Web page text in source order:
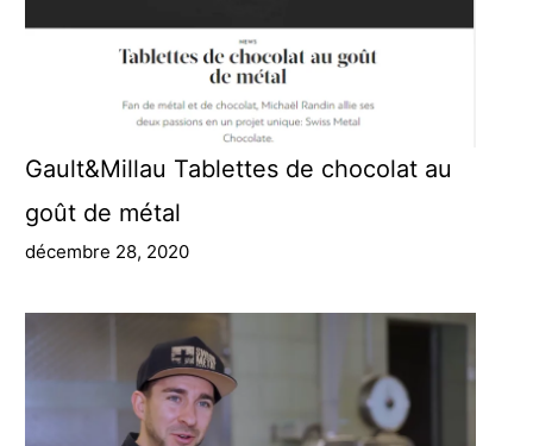
Gault&Millau Tablettes de chocolat au
goût de métal
décembre 28, 2020